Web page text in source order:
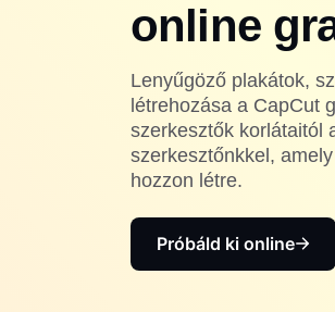
online
Lenyűgöző plakátok,
létrehozása a CapCut
szerkesztők korlátaitól
szerkesztőnkkel,
hozzon létre.
Próbáld ki online